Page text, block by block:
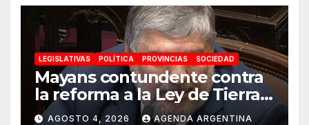
LEGISLATIVAS POLÍTICA PROVINCIAS SOCIEDAD
Mayans contundente contra
la reforma a la Ley de Tierras:
«Esta ley vende el país»
AGOSTO 4, 2026 AGENDA ARGENTINA